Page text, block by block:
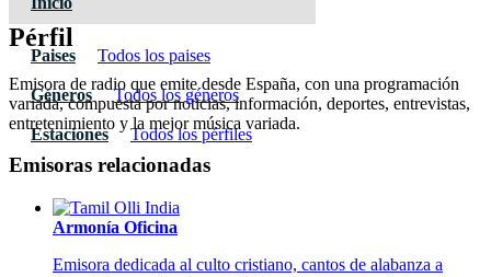
Paises Todos los paises
Géneros Todos los géneros
Estaciones Todos los pérfiles
Pérfil
Emisora de radio que emite desde España, con una programación
variada, compuesta por noticias, información, deportes, entrevistas,
entretenimiento y la mejor música variada.
Emisoras relacionadas
Armonía Oficina
Emisora dedicada al culto cristiano, cantos de alabanza a